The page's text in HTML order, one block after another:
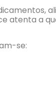
atenta a
se: